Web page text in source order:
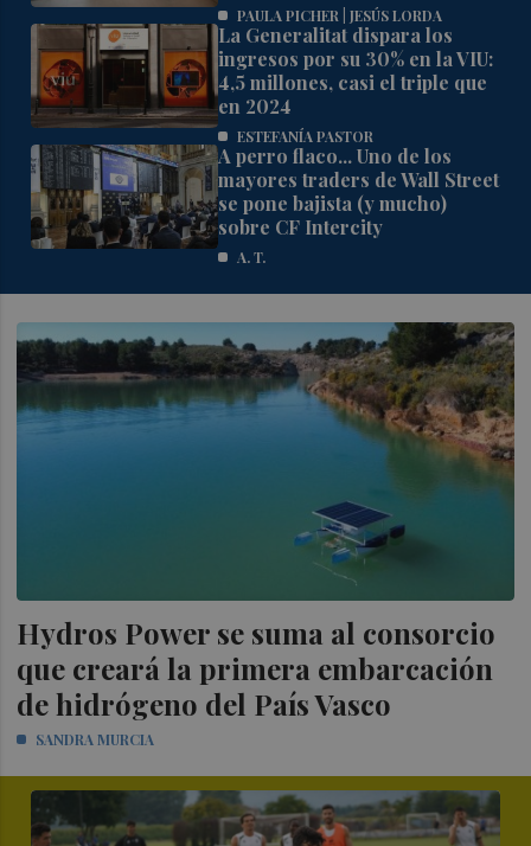
PAULA PICHER | JESÚS LORDA
La Generalitat dispara los
ingresos por su 30% en la VIU:
4,5 millones, casi el triple que
en 2024
ESTEFANÍA PASTOR
A perro flaco... Uno de los
mayores traders de Wall Street
se pone bajista (y mucho)
sobre CF Intercity
A. T.
Hydros Power se suma al consorcio
que creará la primera embarcación
de hidrógeno del País Vasco
SANDRA MURCIA